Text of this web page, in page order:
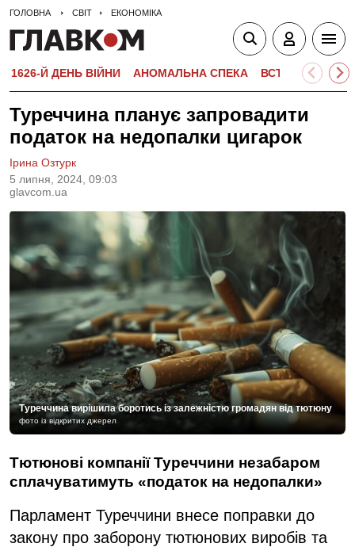
ГОЛОВНА СВІТ ЕКОНОМІКА
1626-Й ДЕНЬ ВІЙНИ АНОМАЛЬНА СПЕКА ВСТУПНА
Туреччина планує запровадити
податок на недопалки цигарок
5 липня, 2024, 09:03
glavcom.ua
Ірина Озтурк
Туреччина вирішила боротись із залежністю громадян від тютюну
фото із відкритих джерел
Тютюнові компанії Туреччини незабаром
сплачуватимуть «податок на недопалки»
Парламент Туреччини внесе поправки до
закону про заборону тютюнових виробів та